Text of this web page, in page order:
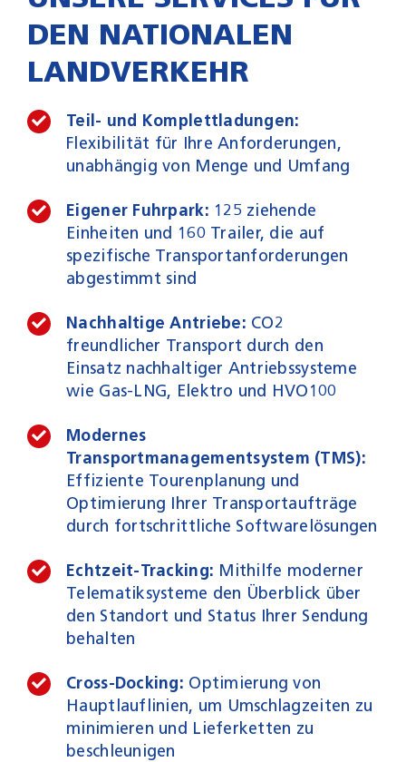
DEN NATIONALEN
LANDVERKEHR
Teil- und Komplettladungen:
Flexibilität für Ihre Anforderungen,
unabhängig von Menge und Umfang
Eigener Fuhrpark: 125 ziehende
Einheiten und 160 Trailer, die auf
spezifische Transportanforderungen
abgestimmt sind
Nachhaltige Antriebe: CO2
freundlicher Transport durch den
Einsatz nachhaltiger Antriebssysteme
wie Gas-LNG, Elektro und HVO100
Modernes
Transportmanagementsystem (TMS):
Effiziente Tourenplanung und
Optimierung Ihrer Transportaufträge
durch fortschrittliche Softwarelösungen
Echtzeit-Tracking: Mithilfe moderner
Telematiksysteme den Überblick über
den Standort und Status Ihrer Sendung
behalten
Cross-Docking: Optimierung von
Hauptlauflinien, um Umschlagzeiten zu
minimieren und Lieferketten zu
beschleunigen